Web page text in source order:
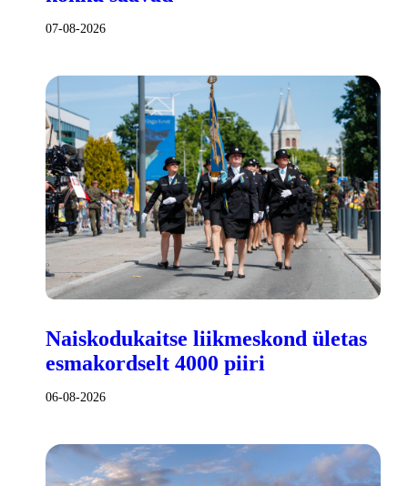
07-08-2026
Naiskodukaitse liikmeskond ületas
esmakordselt 4000 piiri
06-08-2026